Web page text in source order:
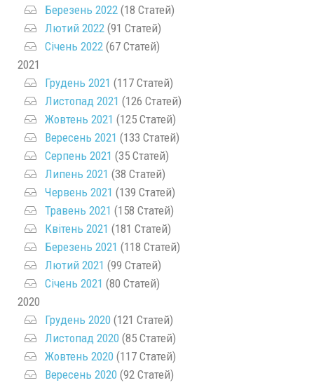
Березень 2022 (18 Статей)
Лютий 2022 (91 Статей)
Січень 2022 (67 Статей)
2021
Грудень 2021 (117 Статей)
Листопад 2021 (126 Статей)
Жовтень 2021 (125 Статей)
Вересень 2021 (133 Статей)
Серпень 2021 (35 Статей)
Липень 2021 (38 Статей)
Червень 2021 (139 Статей)
Травень 2021 (158 Статей)
Квітень 2021 (181 Статей)
Березень 2021 (118 Статей)
Лютий 2021 (99 Статей)
Січень 2021 (80 Статей)
2020
Грудень 2020 (121 Статей)
Листопад 2020 (85 Статей)
Жовтень 2020 (117 Статей)
Вересень 2020 (92 Статей)